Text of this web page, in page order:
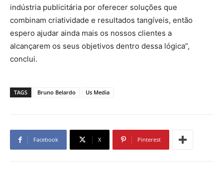
indústria publicitária por oferecer soluções que
combinam criatividade e resultados tangíveis, então
espero ajudar ainda mais os nossos clientes a
alcançarem os seus objetivos dentro dessa lógica”,
conclui.
TAGS Bruno Belardo Us Media
Facebook X Pinterest